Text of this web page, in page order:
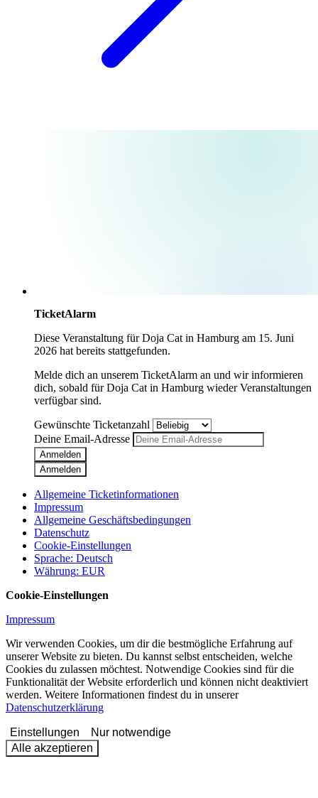
TicketAlarm
Diese Veranstaltung fürDoja Cat in Hamburg am 15. Juni
2026 hat bereits stattgefunden.
Melde dich an unserem TicketAlarm an und wir informieren
dich, sobald fürDoja Cat in Hamburg wieder Veranstaltungen
verfügbar sind.
Gewünschte Ticketanzahl
Deine Email-Adresse
Anmelden
Anmelden
Allgemeine Ticketinformationen
Impressum
Allgemeine Geschäftsbedingungen
Datenschutz
Cookie-Einstellungen
Sprache: Deutsch
Währung: EUR
Cookie-Einstellungen
Impressum
Wir verwenden Cookies, um dir die bestmögliche Erfahrung auf
unserer Website zu bieten. Du kannst selbst entscheiden, welche
Cookies du zulassen möchtest. Notwendige Cookies sind für die
Funktionalität der Website erforderlich und können nicht deaktiviert
werden. Weitere Informationen findest du in unserer
Datenschutzerklärung
Einstellungen
Nur notwendige
Alle akzeptieren